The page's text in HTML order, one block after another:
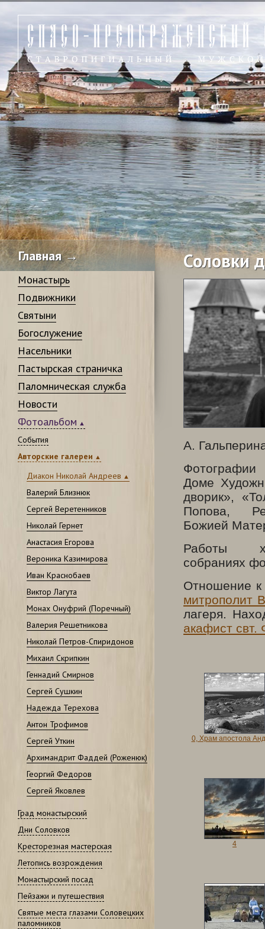
Главная →
Монастырь
Подвижники
Святыни
Богослужение
Насельники
Пастырская страничка
Паломническая служба
Новости
Фотоальбом
События
Авторские галереи
Диакон Николай Андреев
Валерий Близнюк
Сергей Веретенников
Николай Гернет
Анастасия Егорова
Вероника Казимирова
Иван Краснобаев
Виктор Лагута
Монах Онуфрий (Поречный)
Валерия Решетникова
Николай Петров-Спиридонов
Михаил Скрипкин
Геннадий Смирнов
Сергей Сушкин
Надежда Терехова
Антон Трофимов
Сергей Уткин
Архимандрит Фаддей (Роженюк)
Георгий Федоров
Сергей Яковлев
Град монастырский
Дни Соловков
Кресторезная мастерская
Летопись возрождения
Монастырский посад
Пейзажи и путешествия
Святые места глазами Соловецких
паломников
Соловки
А.
Фотографии
Доме
дворик»,
Попова,
Божией
Работы
собраниях
Отношение
митрополит
лагеря.
акафист свт.
0, Храм апостола
4